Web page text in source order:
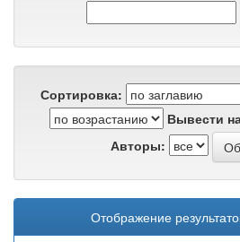
Сортировка:
Вывести
Авторы:
Отображение